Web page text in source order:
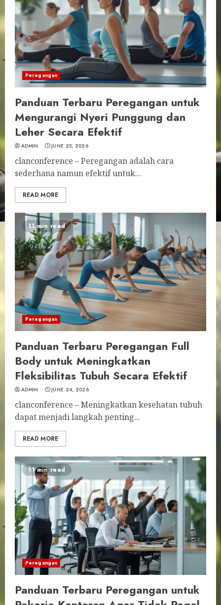
Peregangan
Panduan Terbaru Peregangan untuk
Mengurangi Nyeri Punggung dan
Leher Secara Efektif
ADMIN JUNE 25, 2026
clanconference – Peregangan adalah cara
sederhana namun efektif untuk...
READ MORE
11 min read
Peregangan
Panduan Terbaru Peregangan Full
Body untuk Meningkatkan
Fleksibilitas Tubuh Secara Efektif
ADMIN JUNE 24, 2026
clanconference – Meningkatkan kesehatan tubuh
dapat menjadi langkah penting...
READ MORE
11 min read
Peregangan
Panduan Terbaru Peregangan untuk